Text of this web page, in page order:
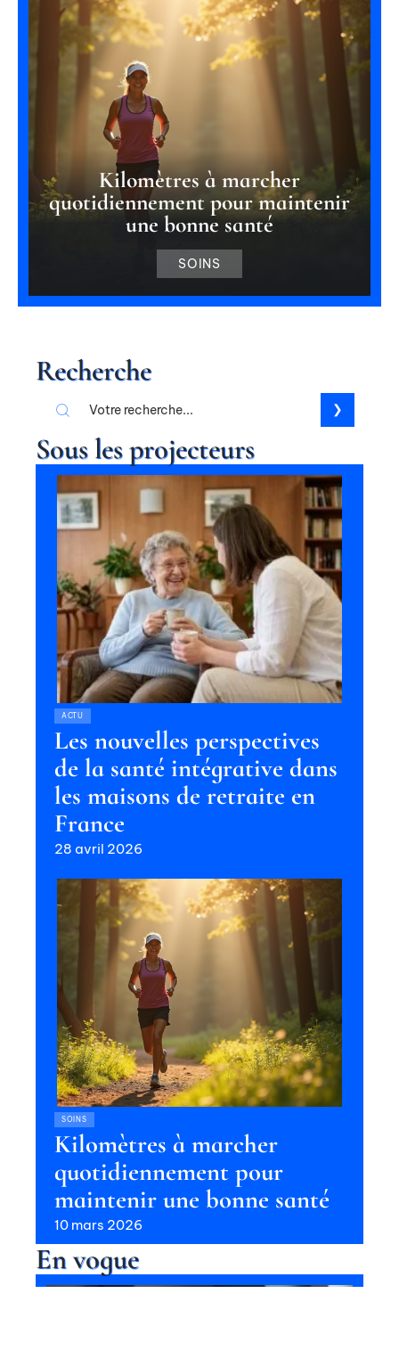
Kilomètres à marcher
quotidiennement pour maintenir
une bonne santé
SOINS
Recherche
Sous les projecteurs
ACTU
Les nouvelles perspectives
de la santé intégrative dans
les maisons de retraite en
France
28 avril 2026
SOINS
Kilomètres à marcher
quotidiennement pour
maintenir une bonne santé
10 mars 2026
En vogue